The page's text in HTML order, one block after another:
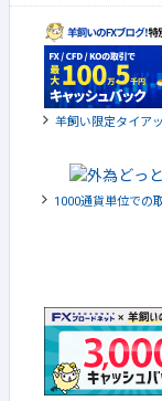
羊飼い限定タイア
1000通貨単位での